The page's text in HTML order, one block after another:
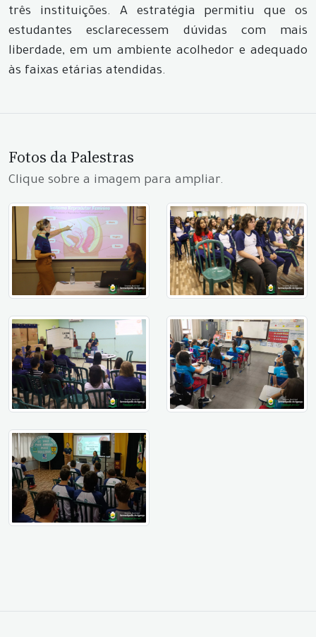
três instituições. A estratégia permitiu que os
estudantes esclarecessem dúvidas com mais
liberdade, em um ambiente acolhedor e adequado
às faixas etárias atendidas.
Fotos da Palestras
Clique sobre a imagem para ampliar.